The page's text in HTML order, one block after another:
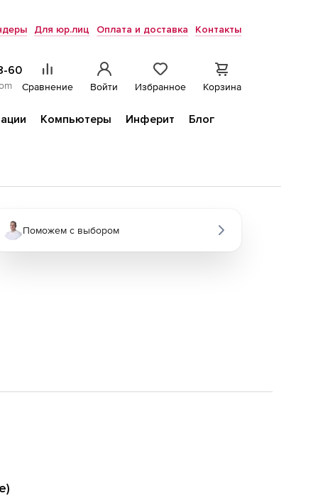
Для юр.лиц Оплата и доставка Контакты
60
Сравнение Войти Избранное Корзина
Компьютеры Инферит Блог
Поможем с выбором